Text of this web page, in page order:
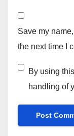
Save my
the next time I
By using
handling of